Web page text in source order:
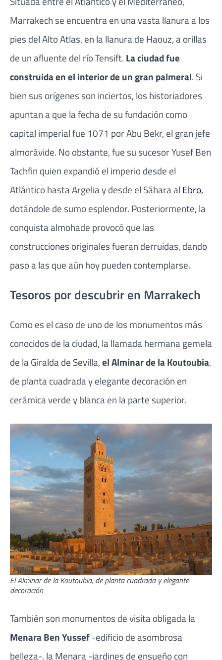
Marrakech se encuentra en una vasta llanura a los
pies del Alto Atlas, en la llanura de Haouz, a orillas
de un afluente del río Tensift. La ciudad fue
construida en el interior de un gran palmeral. Si
bien sus orígenes son inciertos, los historiadores
apuntan a que la fecha de su fundación como
capital imperial fue 1071 por Abu Bekr, el gran jefe
almorávide. No obstante, fue su sucesor Yusef Ben
Tachfin quien expandió el imperio desde el
Atlántico hasta Argelia y desde el Sáhara al Ebro,
dotándole de sumo esplendor. Posteriormente, la
conquista almohade provocó que las
construcciones originales fueran derruidas, dando
paso a las que aún hoy pueden contemplarse.
Tesoros por descubrir en Marrakech
Como es el caso de uno de los monumentos más
conocidos de la ciudad, la llamada hermana gemela
de la Giralda de Sevilla,el Alminar de la Koutoubia,
de planta cuadrada y elegante decoración en
cerámica verde y blanca en la parte superior.
El Alminar de la Koutoubia, de planta cuadrada y elegante
decoración
También son monumentos de visita obligada la
Menara Ben Yussef-edificio de asombrosa
belleza-, la Menara -jardines de ensueño con